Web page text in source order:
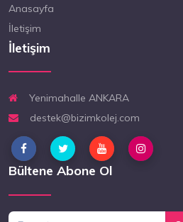
Anasayfa
İletişim
İletişim
Yenimahalle ANKARA
destek@bizimkolej.com
Bültene Abone Ol